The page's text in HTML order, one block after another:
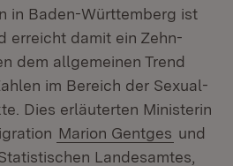
in Baden-Württemberg ist
erreicht damit ein Zehn-
dem allgemeinen Trend
im Bereich der Sexual-
Dies erläuterten Ministerin
Marion Gentges und
Landesamtes,